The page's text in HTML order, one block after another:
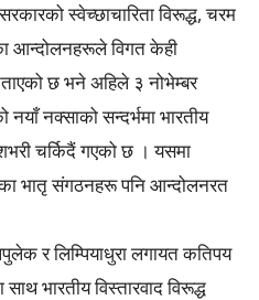
स्वेच्छाचारिता विरूद्ध, चरम
आन्दोलनहरूले विगत केही
छ भने अहिले ३ नोभेम्बर
नक्साको सन्दर्भमा भारतीय
चर्किदैं गएको छ । यसमा
भातृ संगठनहरू पनि आन्दोलनरत
र लिम्पियाधुरा लगायत कतिपय
भारतीय विस्तारवाद विरूद्ध